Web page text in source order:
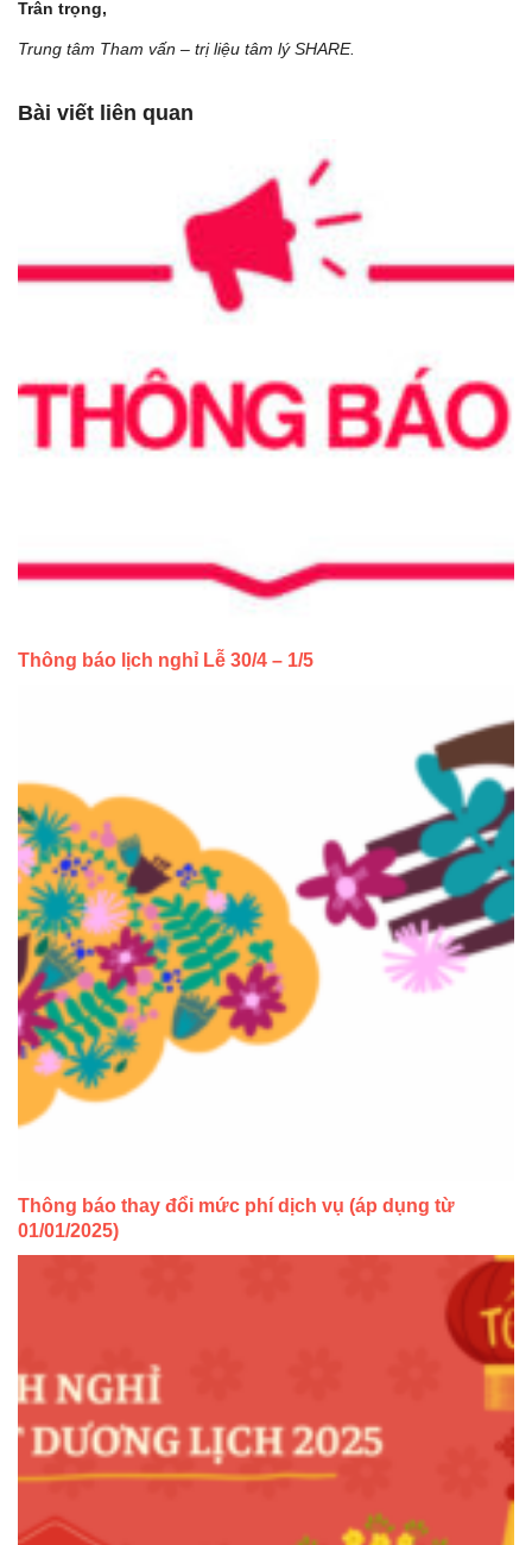
Trân trọng,
Trung tâm Tham vấn – trị liệu tâm lý SHARE.
Bài viết liên quan
Thông báo lịch nghỉ Lễ 30/4 – 1/5
Thông báo thay đổi mức phí dịch vụ (áp dụng từ
01/01/2025)